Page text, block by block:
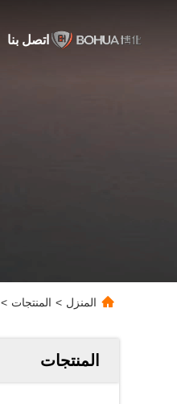
اتصل بنا
المنزل > المنتجات >
المنتجات